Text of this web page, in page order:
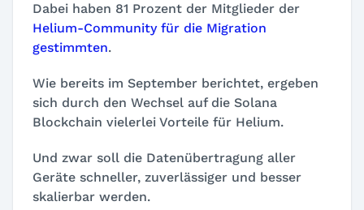
Dabei haben 81 Prozent der Mitglieder der
Helium-Community für die Migration
gestimmten.
Wie bereits im September berichtet, ergeben
sich durch den Wechsel auf die Solana
Blockchain vielerlei Vorteile für Helium.
Und zwar soll die Datenübertragung aller
Geräte schneller, zuverlässiger und besser
skalierbar werden.